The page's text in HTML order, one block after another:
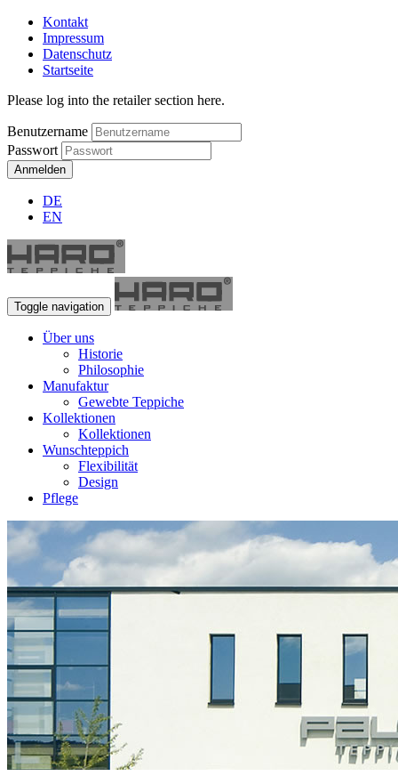
Kontakt
Impressum
Datenschutz
Startseite
Please log into the retailer section here.
Benutzername
Passwort
Anmelden
DE
EN
Toggle navigation
Über uns
Historie
Philosophie
Manufaktur
Gewebte Teppiche
Kollektionen
Kollektionen
Wunschteppich
Flexibilität
Design
Pflege